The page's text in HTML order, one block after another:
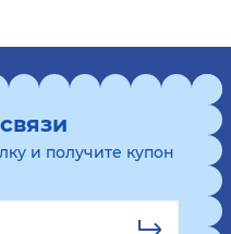
от возраста и
что от нас
товара.
подарков от
и получите купон